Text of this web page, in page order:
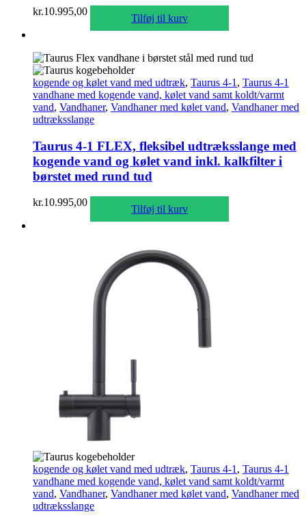
kr.10.995,00
Tilføj til kurv
kogende og kølet vand med udtræk, Taurus 4-1 , Taurus 4-1
vandhane med kogende vand, kølet vand samt koldt/varmt
vand, Vandhaner, Vandhaner med kølet vand, Vandhaner med
udtræksslange
Taurus 4-1 FLEX, fleksibel udtræksslange med
kogende vand og kølet vand inkl. kalkfilter i
børstet med rund tud
kr.10.995,00
Tilføj til kurv
kogende og kølet vand med udtræk, Taurus 4-1 , Taurus 4-1
vandhane med kogende vand, kølet vand samt koldt/varmt
vand, Vandhaner, Vandhaner med kølet vand, Vandhaner med
udtræksslange